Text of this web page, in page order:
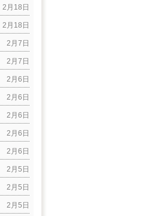
2月18日
2月18日
2月7日
2月7日
2月6日
2月6日
2月6日
2月6日
2月6日
2月5日
2月5日
2月5日